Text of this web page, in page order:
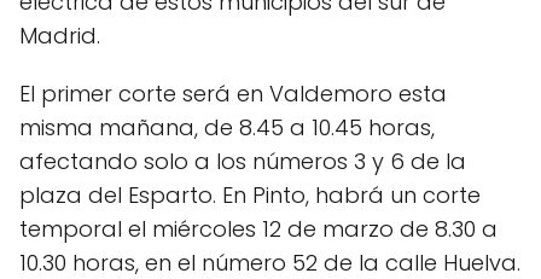
Madrid.
El primer corte será en Valdemoro esta
misma mañana, de 8.45 a 10.45 horas,
afectando solo a los números 3 y 6 de la
plaza del Esparto. En Pinto, habrá un corte
temporal el miércoles 12 de marzo de 8.30 a
10.30 horas, en el número 52 de la calle Huelva.